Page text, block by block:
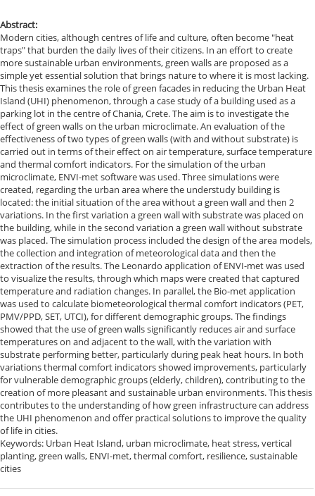
Abstract:
Modern cities, although centres of life and culture, often become "heat
traps" that burden the daily lives of their citizens. In an effort to create
more sustainable urban environments, green walls are proposed as a
simple yet essential solution that brings nature to where it is most lacking.
This thesis examines the role of green facades in reducing the Urban Heat
Island (UHI) phenomenon, through a case study of a building used as a
parking lot in the centre of Chania, Crete. The aim is to investigate the
effect οf green walls on the urban microclimate. An evaluation of the
effectiveness of two types of green walls (with and without substrate) is
carried out in terms of their effect οn air temperature, surface temperature
and thermal comfort indicators. For the simulation of the urban
microclimate, ΕNVI-met software was used. Three simulations were
created, regarding the urban area where the understudy building is
located: the initial situation of the area without a green wall and then 2
variations. In the first variation a green wall with substrate was placed on
the building, while in the second variation a green wall without substrate
was placed. The simulation process included the design of the area models,
the collection and integration of meteοrological data and then the
extractiοn of the results. The Leonardo application of ENVI-met was used
to visualize the results, through which maps were created that captured
temperature and radiation changes. In parallel, the Bio-met application
was used to calculate biometeorological thermal comfort indicators (PET,
PMV/PPD, SET, UTCI), for different demographic groups. The findings
showed that the use of green walls significantly reduces air and surface
temperatures on and adjacent to the wall, with the variation with
substrate performing better, particularly during peak heat hours. In both
variations thermal comfort indicatοrs showed improvements, particularly
for vulnerable demοgraphic groups (elderly, children), contributing to the
creation of more pleasant and sustainable urban environments. This thesis
contributes to the understanding of how green infrastructure can address
the UHI phenomenon and οffer practical solutions to improve the quality
of life in cities.
Keywords: Urban Heat Island, urban microclimate, heat stress, vertical
planting, green walls, ENVI-met, thermal comfort, resilience, sustainable
cities